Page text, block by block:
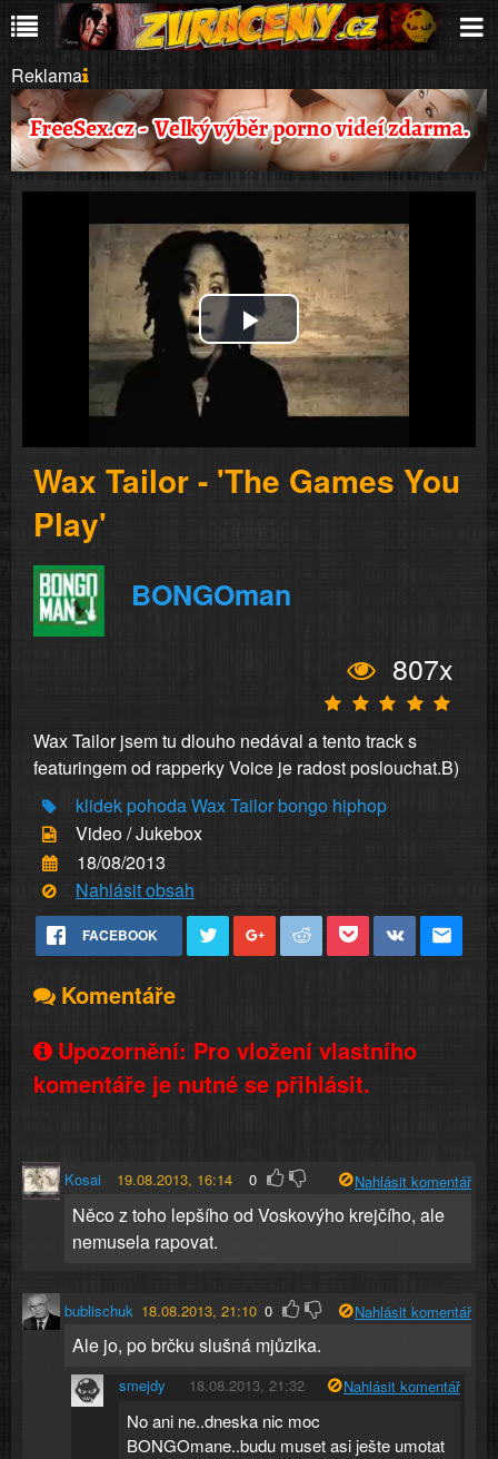
Reklama
Play
Video
Wax Tailor - 'The Games You
Play'
BONGOman
807x
Wax Tailor jsem tu dlouho nedával a tento track s
featuringem od rapperky Voice je radost poslouchat.B)
klidekpohodaWax Tailorbongo hiphop
Video / Jukebox
18/08/2013
Nahlásit obsah
FACEBOOK
Komentáře
Upozornění: Pro vložení vlastního
komentáře je nutné se přihlásit.
Kosai 19.08.2013, 16:14 0 Nahlásit komentář
Něco z toho lepšího od Voskovýho krejčího, ale
nemusela rapovat.
bublischuk 18.08.2013, 21:10 0 Nahlásit komentář
Ale jo, po brčku slušná mjůzika.
smejdy 18.08.2013, 21:32 Nahlásit komentář
No ani ne..dneska nic moc
BONGOmane..budu muset asi ješte umotat